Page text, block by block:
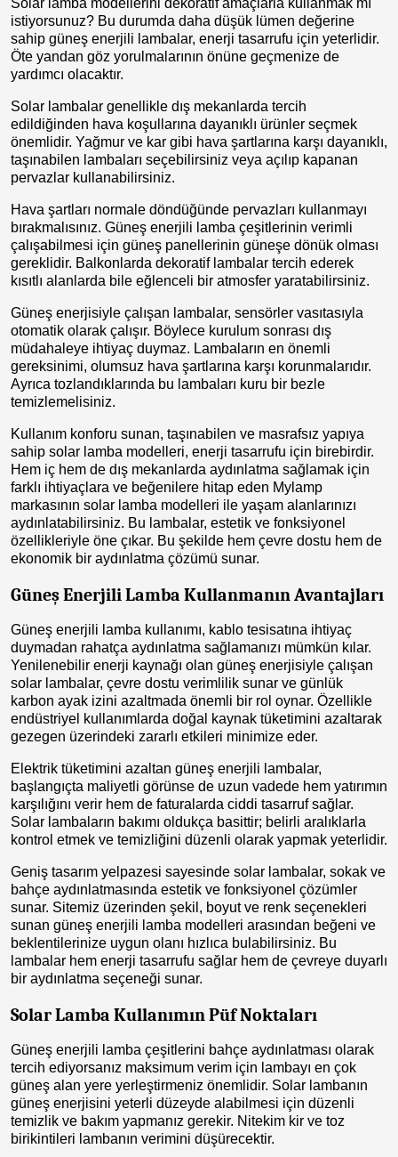
Solar lamba modellerini dekoratif amaçlarla kullanmak mı
istiyorsunuz? Bu durumda daha düşük lümen değerine
sahip güneş enerjili lambalar, enerji tasarrufu için yeterlidir.
Öte yandan göz yorulmalarının önüne geçmenize de
yardımcı olacaktır.
Solar lambalar genellikle dış mekanlarda tercih
edildiğinden hava koşullarına dayanıklı ürünler seçmek
önemlidir. Yağmur ve kar gibi hava şartlarına karşı dayanıklı,
taşınabilen lambaları seçebilirsiniz veya açılıp kapanan
pervazlar kullanabilirsiniz.
Hava şartları normale döndüğünde pervazları kullanmayı
bırakmalısınız. Güneş enerjili lamba çeşitlerinin verimli
çalışabilmesi için güneş panellerinin güneşe dönük olması
gereklidir. Balkonlarda dekoratif lambalar tercih ederek
kısıtlı alanlarda bile eğlenceli bir atmosfer yaratabilirsiniz.
Güneş enerjisiyle çalışan lambalar, sensörler vasıtasıyla
otomatik olarak çalışır. Böylece kurulum sonrası dış
müdahaleye ihtiyaç duymaz. Lambaların en önemli
gereksinimi, olumsuz hava şartlarına karşı korunmalarıdır.
Ayrıca tozlandıklarında bu lambaları kuru bir bezle
temizlemelisiniz.
Kullanım konforu sunan, taşınabilen ve masrafsız yapıya
sahip solar lamba modelleri, enerji tasarrufu için birebirdir.
Hem iç hem de dış mekanlarda aydınlatma sağlamak için
farklı ihtiyaçlara ve beğenilere hitap eden Mylamp
markasının solar lamba modelleri ile yaşam alanlarınızı
aydınlatabilirsiniz. Bu lambalar, estetik ve fonksiyonel
özellikleriyle öne çıkar. Bu şekilde hem çevre dostu hem de
ekonomik bir aydınlatma çözümü sunar.
Güneş Enerjili Lamba Kullanmanın Avantajları
Güneş enerjili lamba kullanımı, kablo tesisatına ihtiyaç
duymadan rahatça aydınlatma sağlamanızı mümkün kılar.
Yenilenebilir enerji kaynağı olan güneş enerjisiyle çalışan
solar lambalar, çevre dostu verimlilik sunar ve günlük
karbon ayak izini azaltmada önemli bir rol oynar. Özellikle
endüstriyel kullanımlarda doğal kaynak tüketimini azaltarak
gezegen üzerindeki zararlı etkileri minimize eder.
Elektrik tüketimini azaltan güneş enerjili lambalar,
başlangıçta maliyetli görünse de uzun vadede hem yatırımın
karşılığını verir hem de faturalarda ciddi tasarruf sağlar.
Solar lambaların bakımı oldukça basittir; belirli aralıklarla
kontrol etmek ve temizliğini düzenli olarak yapmak yeterlidir.
Geniş tasarım yelpazesi sayesinde solar lambalar, sokak ve
bahçe aydınlatmasında estetik ve fonksiyonel çözümler
sunar. Sitemiz üzerinden şekil, boyut ve renk seçenekleri
sunan güneş enerjili lamba modelleri arasından beğeni ve
beklentilerinize uygun olanı hızlıca bulabilirsiniz. Bu
lambalar hem enerji tasarrufu sağlar hem de çevreye duyarlı
bir aydınlatma seçeneği sunar.
Solar Lamba Kullanımın Püf Noktaları
Güneş enerjili lamba çeşitlerini bahçe aydınlatması olarak
tercih ediyorsanız maksimum verim için lambayı en çok
güneş alan yere yerleştirmeniz önemlidir. Solar lambanın
güneş enerjisini yeterli düzeyde alabilmesi için düzenli
temizlik ve bakım yapmanız gerekir. Nitekim kir ve toz
birikintileri lambanın verimini düşürecektir.